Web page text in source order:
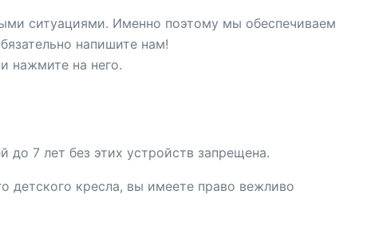
ситуациями. Именно поэтому мы обеспечиваем
напишите нам!
нажмите на него.
до 7 лет без этих устройств запрещена.
детского кресла, вы имеете право вежливо